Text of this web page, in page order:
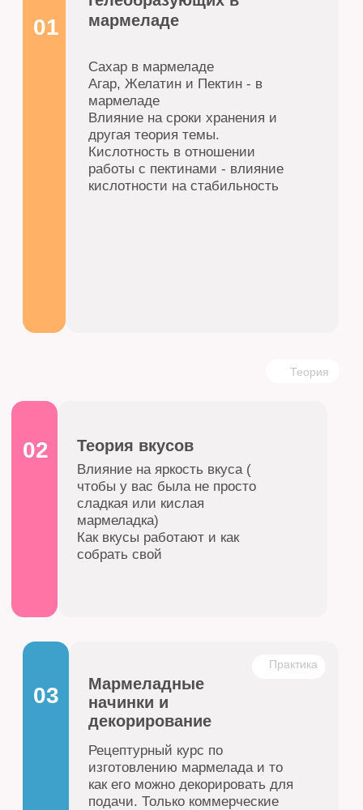
Рецепты в формате PDF,
упрощенная форма для тех, кому
не нужны возможности расчетной
Рецепты в таблице с возможностью
автоматических самостоятельных
расчетов, с рекомендованными
ингредиентами, подробной технологией
изготовления. Для профессионального
использования. Активность воды, сроки
и условия хранения, количество сухих
Видео уроки с демонстрацией технологии украшения готовых изделий, приемы пригодятся не только для декора конфет, это в принципе крутые, креативные технологии для оформления любых
кондитерских изделий
практика с рецептами